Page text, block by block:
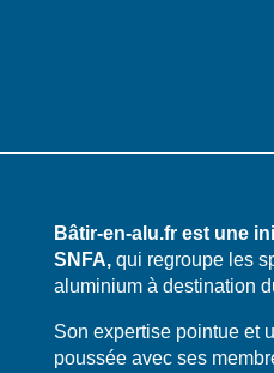
Bâtir-en-alu.fr est une
SNFA,qui regroupe les
aluminium à destination
​​Son expertise pointue et
poussée avec ses